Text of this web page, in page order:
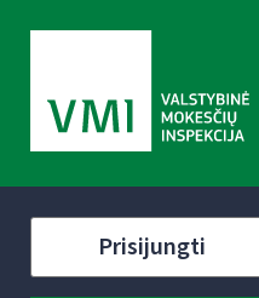
Prisijungti